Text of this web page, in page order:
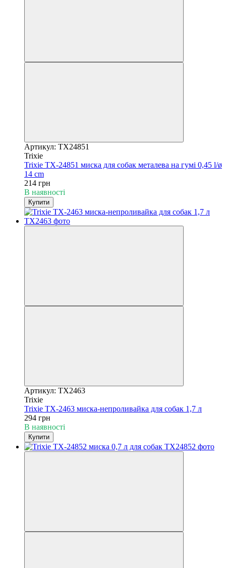
Артикул: TX24851
Trixie
Trixie TX-24851 миска для собак металева на гумі 0,45 l/ø
14 cm
214 грн
В наявності
Купити
Артикул: TX2463
Trixie
Trixie TX-2463 миска-непроливайка для собак 1,7 л
294 грн
В наявності
Купити